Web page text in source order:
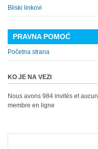
Bliski linkovi
PRAVNA POMOĆ
Početna strana
KO JE NA VEZI
Nous avons 984 invités et aucun
membre en ligne